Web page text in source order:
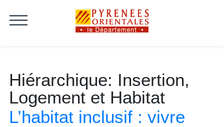
Hiérarchique: Insertion,
Logement et Habitat
L’habitat inclusif : vivre